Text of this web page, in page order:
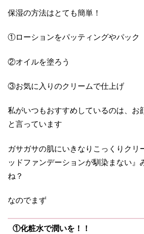
保湿の方法はとても簡単！
①ローションをパッティングやパック
②オイルを塗ろう
③お気に入りのクリームで仕上げ
私がいつもおすすめしているのは、お
と言っています
ガサガサの肌にいきなりこっくりクリ
ッドファンデーションが馴染まない』
ね？
なのでまず
①化粧水で潤いを！！